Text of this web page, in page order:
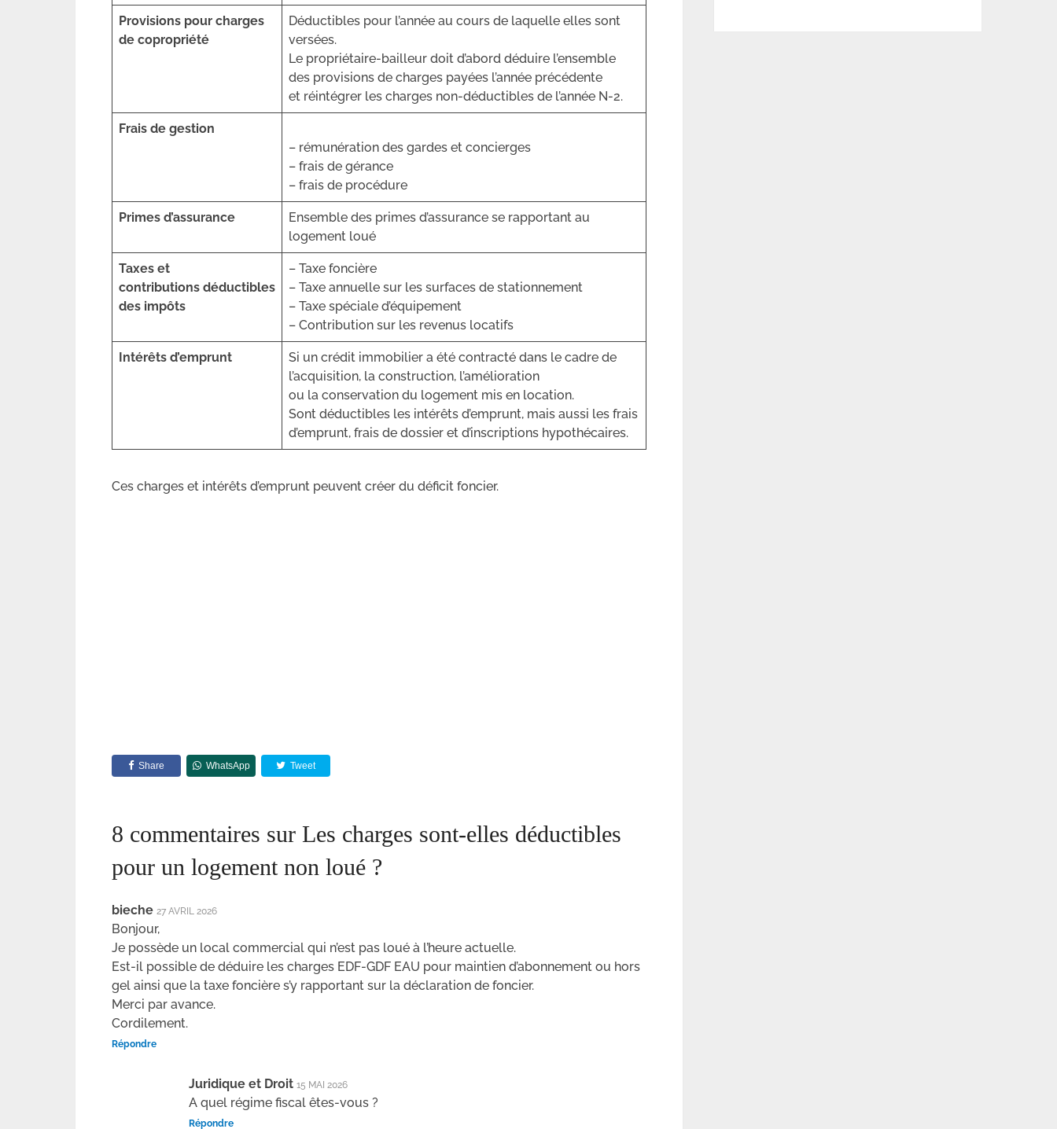
Provisions pour charges
de copropriété
Déductibles pour l’année au cours de laquelle elles sont
versées.
Le propriétaire-bailleur doit d’abord déduire l’ensemble
des provisions de charges payées l’année précédente
et réintégrer les charges non-déductibles de l’année N-2.
Frais de gestion
– rémunération des gardes et concierges
– frais de gérance
– frais de procédure
Primes d’assurance
Ensemble des primes d’assurance se rapportant au
logement loué
Taxes et
contributions déductibles
des impôts
– Taxe foncière
– Taxe annuelle sur les surfaces de stationnement
– Taxe spéciale d’équipement
– Contribution sur les revenus locatifs
Intérêts d’emprunt
Si un crédit immobilier a été contracté dans le cadre de
l’acquisition, la construction, l’amélioration
ou la conservation du logement mis en location.
Sont déductibles les intérêts d’emprunt, mais aussi les frais
d’emprunt, frais de dossier et d’inscriptions hypothécaires.
Ces charges et intérêts d’emprunt peuvent créer du déficit foncier.
Share WhatsApp Tweet
8 commentaires sur Les charges sont-elles déductibles
pour un logement non loué ?
bieche 27 AVRIL 2026
Bonjour,
Je possède un local commercial qui n’est pas loué à l’heure actuelle.
Est-il possible de déduire les charges EDF-GDF EAU pour maintien d’abonnement ou hors
gel ainsi que la taxe foncière s’y rapportant sur la déclaration de foncier.
Merci par avance.
Cordilement.
Répondre
Juridique et Droit 15 MAI 2026
A quel régime fiscal êtes-vous ?
Répondre